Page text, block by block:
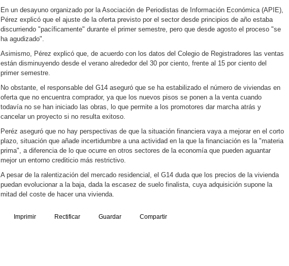
En un desayuno organizado por la Asociación de Periodistas de Información Económica (APIE),
Pérez explicó que el ajuste de la oferta previsto por el sector desde principios de año estaba
discurriendo "pacíficamente" durante el primer semestre, pero que desde agosto el proceso "se
ha agudizado".
Asimismo, Pérez explicó que, de acuerdo con los datos del Colegio de Registradores las ventas
están disminuyendo desde el verano alrededor del 30 por ciento, frente al 15 por ciento del
primer semestre.
No obstante, el responsable del G14 aseguró que se ha estabilizado el número de viviendas en
oferta que no encuentra comprador, ya que los nuevos pisos se ponen a la venta cuando
todavía no se han iniciado las obras, lo que permite a los promotores dar marcha atrás y
cancelar un proyecto si no resulta exitoso.
Peréz aseguró que no hay perspectivas de que la situación financiera vaya a mejorar en el corto
plazo, situación que añade incertidumbre a una actividad en la que la financiación es la "materia
prima", a diferencia de lo que ocurre en otros sectores de la economía que pueden aguantar
mejor un entorno crediticio más restrictivo.
A pesar de la ralentización del mercado residencial, el G14 duda que los precios de la vivienda
puedan evolucionar a la baja, dada la escasez de suelo finalista, cuya adquisición supone la
mitad del coste de hacer una vivienda.
Imprimir Rectificar Guardar Compartir